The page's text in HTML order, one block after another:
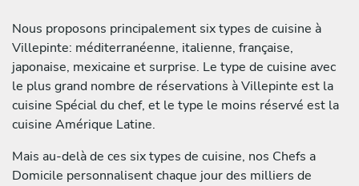
Nous proposons principalement six types de cuisine à
Villepinte: méditerranéenne, italienne, française,
japonaise, mexicaine et surprise. Le type de cuisine avec
le plus grand nombre de réservations à Villepinte est la
cuisine Spécial du chef, et le type le moins réservé est la
cuisine Amérique Latine.
Mais au-delà de ces six types de cuisine, nos Chefs a
Domicile personnalisent chaque jour des milliers de